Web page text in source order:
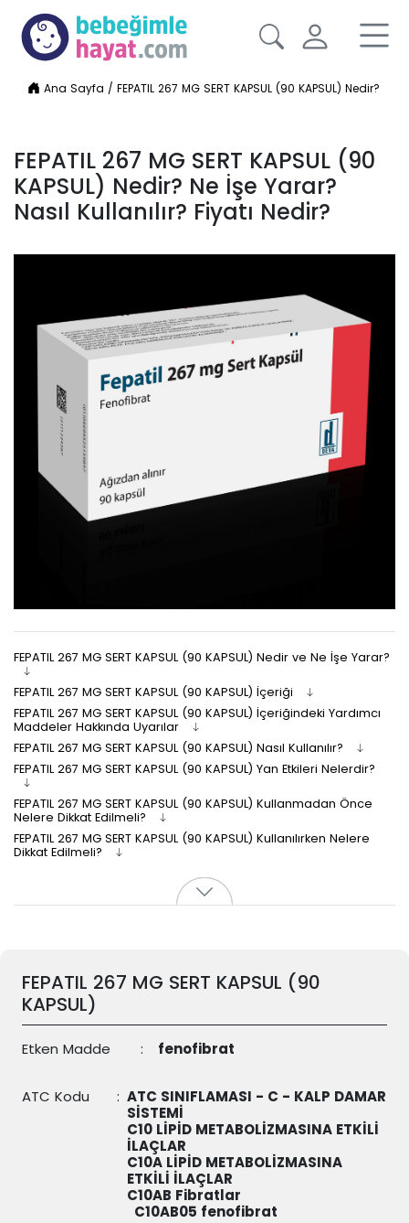
Ana Sayfa /FEPATIL 267 MG SERT KAPSUL (90 KAPSUL) Nedir?
FEPATIL 267 MG SERT KAPSUL (90
KAPSUL) Nedir? Ne İşe Yarar?
Nasıl Kullanılır? Fiyatı Nedir?
FEPATIL 267 MG SERT KAPSUL (90 KAPSUL) Nedir ve Ne İşe Yarar?
FEPATIL 267 MG SERT KAPSUL (90 KAPSUL) İçeriği
FEPATIL 267 MG SERT KAPSUL (90 KAPSUL) İçeriğindeki Yardımcı
Maddeler Hakkında Uyarılar
FEPATIL 267 MG SERT KAPSUL (90 KAPSUL) Nasıl Kullanılır?
FEPATIL 267 MG SERT KAPSUL (90 KAPSUL) Yan Etkileri Nelerdir?
FEPATIL 267 MG SERT KAPSUL (90 KAPSUL) Kullanmadan Önce
Nelere Dikkat Edilmeli?
FEPATIL 267 MG SERT KAPSUL (90 KAPSUL) Kullanılırken Nelere
Dikkat Edilmeli?
FEPATIL 267 MG SERT KAPSUL (90
KAPSUL)
Etken Madde : fenofibrat
ATC Kodu : ATC SINIFLAMASI - C - KALP DAMAR
SİSTEMİ
C10 LİPİD METABOLİZMASINA ETKİLİ
İLAÇLAR
C10A LİPİD METABOLİZMASINA
ETKİLİ İLAÇLAR
C10AB Fibratlar
C10AB05 fenofibrat